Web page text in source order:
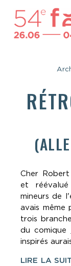
Cher
et
mineurs de
avais même
trois
du comique
inspirés
LIRE LA